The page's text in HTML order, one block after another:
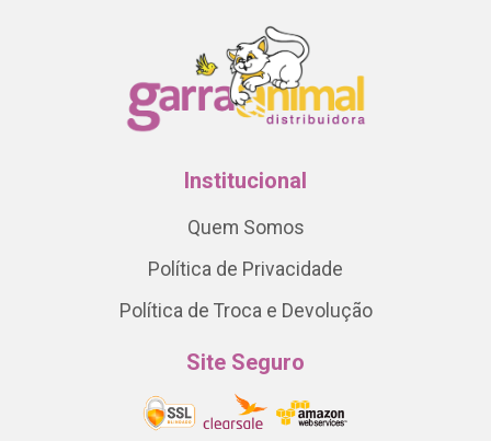
Institucional
Quem Somos
Política de Privacidade
Política de Troca e Devolução
Site Seguro